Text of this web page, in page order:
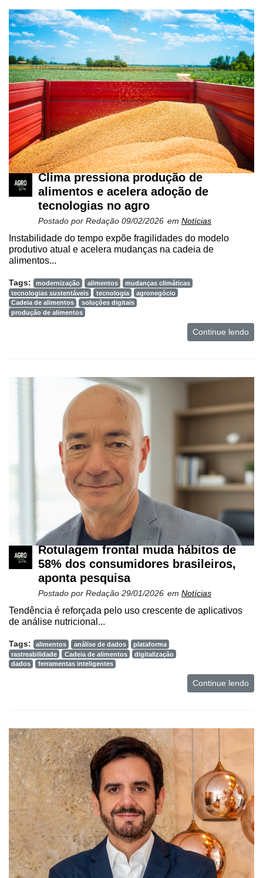
Destaque
Troca
de
Agenda
Agricultura
de
Precisão
Automação
e
Robótica
Conectividade
Dados
Clima pressiona produção de
alimentos e acelera adoção de
tecnologias no agro
Postado por Redação 09/02/2026 em Notícias
Instabilidade do tempo expõe fragilidades do modelo
produtivo atual e acelera mudanças na cadeia de
alimentos...
Tags: modernização alimentos
mudanças climáticas
tecnologias sustentáveis
tecnologia
agronegócio
Cadeia de alimentos
soluções digitais
produção de alimentos
Continue lendo
Rotulagem frontal muda hábitos de
58% dos consumidores brasileiros,
aponta pesquisa
Postado por Redação 29/01/2026 em Notícias
Tendência é reforçada pelo uso crescente de aplicativos
de análise nutricional...
Tags: alimentos análise de dados
plataforma
rastreabilidade
Cadeia de alimentos
digitalização
dados
ferramentas inteligentes
Continue lendo